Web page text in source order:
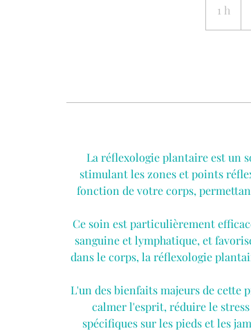
1 h
La réflexologie plantaire est un
stimulant les zones et points
fonction de votre corps,
Ce soin est particulièrement
sanguine et lymphatique, et
dans le corps, la réflexologie
L'un des bienfaits majeurs de cette
calmer l'esprit, réduire le
spécifiques sur les pieds et les